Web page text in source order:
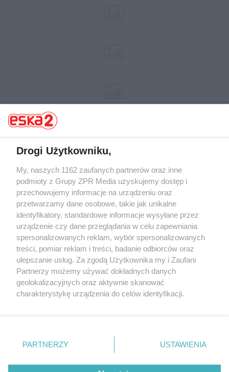
Żaden utwór zamieszczony w serwisie nie może być powielany i
rozpowszechniany lub dalej rozpowszechniany w jakikolwiek sposób (w
tym także elektroniczny lub mechaniczny) na jakimkolwiek polu
eksploatacji w jakiejkolwiek formie, włącznie z umieszczaniem w
Internecie bez pisemnej zgody właściciela praw. Jakiekolwiek użycie lub
wykorzystanie utworów w całości lub w części z naruszeniem prawa,
tzn. bez właściwej zgody, jest zabronione pod groźbą kary i może być
ścigane prawnie.
Drogi Użytkowniku,
My, naszych 1162 zaufanych partnerów oraz inne
podmioty z Grupy ZPR Media uzyskujemy dostęp i
przechowujemy informacje na urządzeniu oraz
przetwarzamy dane osobowe, takie jak unikalne
identyfikatory, standardowe informacje wysyłane przez
urządzenie czy dane przeglądania w celu zapewniania
spersonalizowanych reklam, wybór spersonalizowanych
treści, pomiar reklam i treści, badanie odbiorców oraz
ulepszanie usług. Za zgodą Użytkownika my i Zaufani
Partnerzy możemy używać dokładnych danych
geolokalizacyjnych oraz aktywnie skanować
charakterystykę urządzenia do celów identyfikacji.
zmienić/wycofać klikając przycisk ustawień prywatności
znajdujący się w lewym dolnym rogu strony
rodzaje przetwarzania danych nie wymagają zgody
PARTNERZY USTAWIENIA